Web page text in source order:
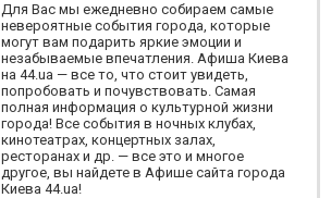
Для Вас мы ежедневно собираем самые
невероятные события города, которые
могут вам подарить яркие эмоции и
незабываемые впечатления. Афиша Киева
на 44.ua — все то, что стоит увидеть,
попробовать и почувствовать. Самая
полная информация о культурной жизни
города! Все события в ночных клубах,
кинотеатрах, концертных залах,
ресторанах и др. — все это и многое
другое, вы найдете в Афише сайта города
Киева 44.ua!